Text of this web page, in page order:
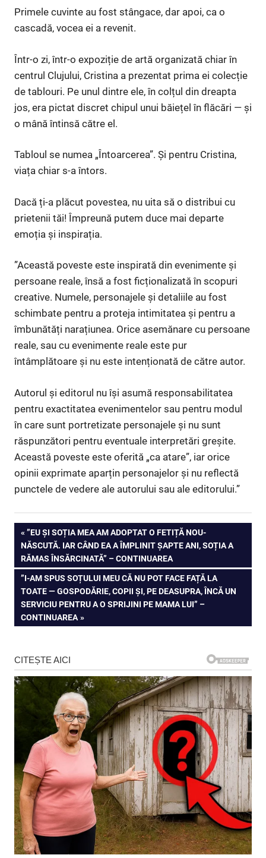
Primele cuvinte au fost stângace, dar apoi, ca o
cascadă, vocea ei a revenit.
Într-o zi, într-o expoziție de artă organizată chiar în
centrul Clujului, Cristina a prezentat prima ei colecție
de tablouri. Pe unul dintre ele, în colțul din dreapta
jos, era pictat discret chipul unui băiețel în flăcări — și
o mână întinsă către el.
Tabloul se numea „Întoarcerea”. Și pentru Cristina,
viața chiar s-a întors.
Dacă ți-a plăcut povestea, nu uita să o distribui cu
prietenii tăi! Împreună putem duce mai departe
emoția și inspirația.
”Această poveste este inspirată din evenimente și
persoane reale, însă a fost ficționalizată în scopuri
creative. Numele, personajele și detaliile au fost
schimbate pentru a proteja intimitatea și pentru a
îmbunătăți narațiunea. Orice asemănare cu persoane
reale, sau cu evenimente reale este pur
întâmplătoare și nu este intenționată de către autor.
Autorul și editorul nu își asumă responsabilitatea
pentru exactitatea evenimentelor sau pentru modul
în care sunt portretizate personajele și nu sunt
răspunzători pentru eventuale interpretări greșite.
Această poveste este oferită „ca atare”, iar orice
opinii exprimate aparțin personajelor și nu reflectă
punctele de vedere ale autorului sau ale editorului.”
Navigare
în
articole
PREVIOUS
POST:
”EU ȘI SOȚIA MEA AM ADOPTAT O FETIȚĂ NOU-
NĂSCUTĂ. IAR CÂND EA A ÎMPLINIT ȘAPTE ANI, SOȚIA A
RĂMAS ÎNSĂRCINATĂ” – CONTINUAREA
NEXT
POST:
”I-AM SPUS SOȚULUI MEU CĂ NU POT FACE FAȚĂ LA
TOATE — GOSPODĂRIE, COPII ȘI, PE DEASUPRA, ÎNCĂ UN
SERVICIU PENTRU A O SPRIJINI PE MAMA LUI” –
CONTINUAREA